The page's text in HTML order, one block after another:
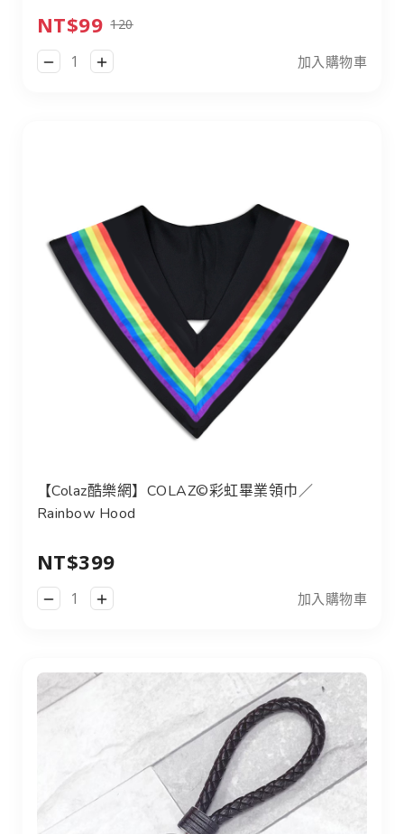
NT$99 120
加入購物車
【Colaz酷樂網】COLAZ©彩虹畢業領巾／
Rainbow Hood
NT$399
加入購物車